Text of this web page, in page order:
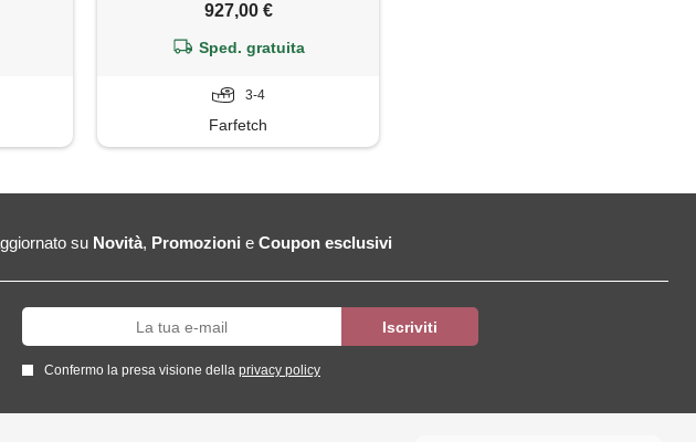
927,00 €
Sped. gratuita
3-4
Farfetch
su Novità, Promozioni e Coupon esclusivi
Confermo la presa visione della privacy policy